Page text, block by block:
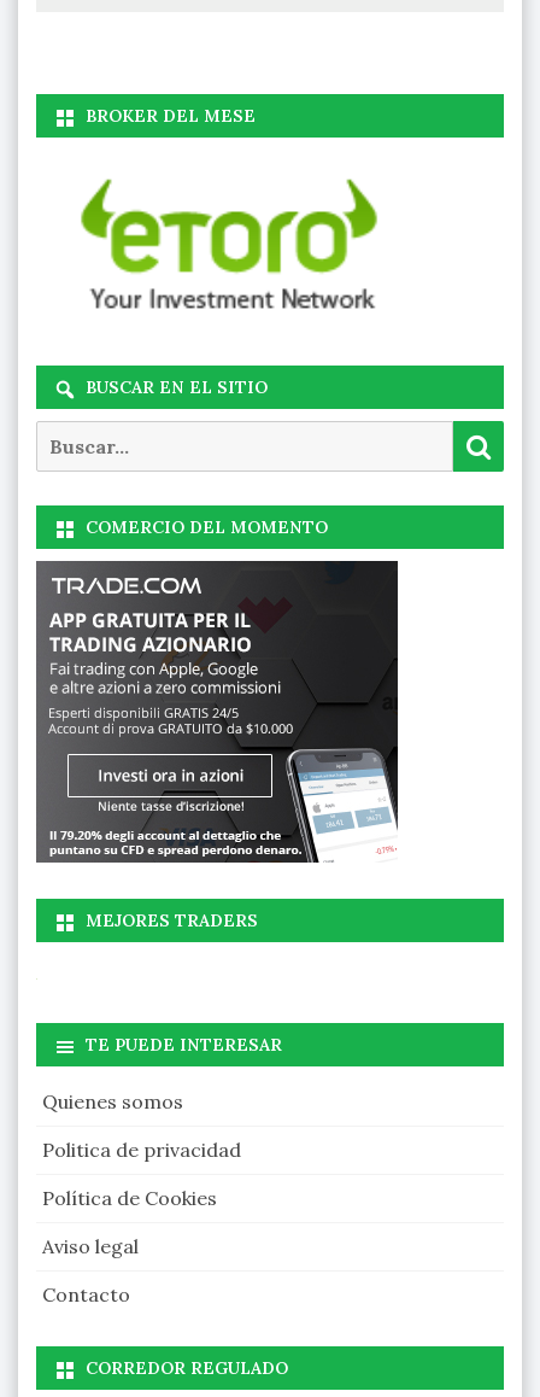
BROKER DEL MESE
BUSCAR EN EL SITIO
COMERCIO DEL MOMENTO
MEJORES TRADERS
TE PUEDE INTERESAR
Quienes somos
Politica de privacidad
Política de Cookies
Aviso legal
Contacto
CORREDOR REGULADO